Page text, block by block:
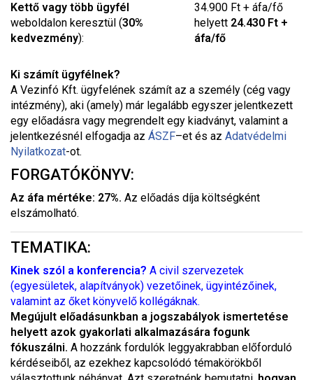
Kettő vagy több ügyfél
weboldalon keresztül (30%
kedvezmény):
34.900 Ft + áfa/fő
helyett 24.430 Ft +
áfa/fő
Ki számít ügyfélnek?
A Vezinfó Kft. ügyfelének számít az a személy (cég vagy
intézmény), aki (amely) már legalább egyszer jelentkezett
egy előadásra vagy megrendelt egy kiadványt, valamint a
jelentkezésnél elfogadja az ÁSZF–et és az Adatvédelmi
Nyilatkozat-ot.
FORGATÓKÖNYV:
Az áfa mértéke: 27%. Az előadás díja költségként
elszámolható.
TEMATIKA:
Kinek szól a konferencia? A civil szervezetek
(egyesületek, alapítványok) vezetőinek, ügyintézőinek,
valamint az őket könyvelő kollégáknak.
Megújult előadásunkban a jogszabályok ismertetése
helyett azok gyakorlati alkalmazására fogunk
fókuszálni. A hozzánk fordulók leggyakrabban előforduló
kérdéseiből, az ezekhez kapcsolódó témakörökből